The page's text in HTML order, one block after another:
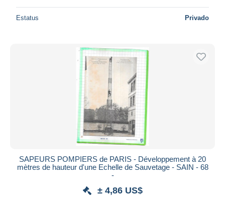
Estatus Privado
SAPEURS POMPIERS de PARIS - Développement à 20
mètres de hauteur d'une Echelle de Sauvetage - SAIN - 68
-
± 4,86 US$